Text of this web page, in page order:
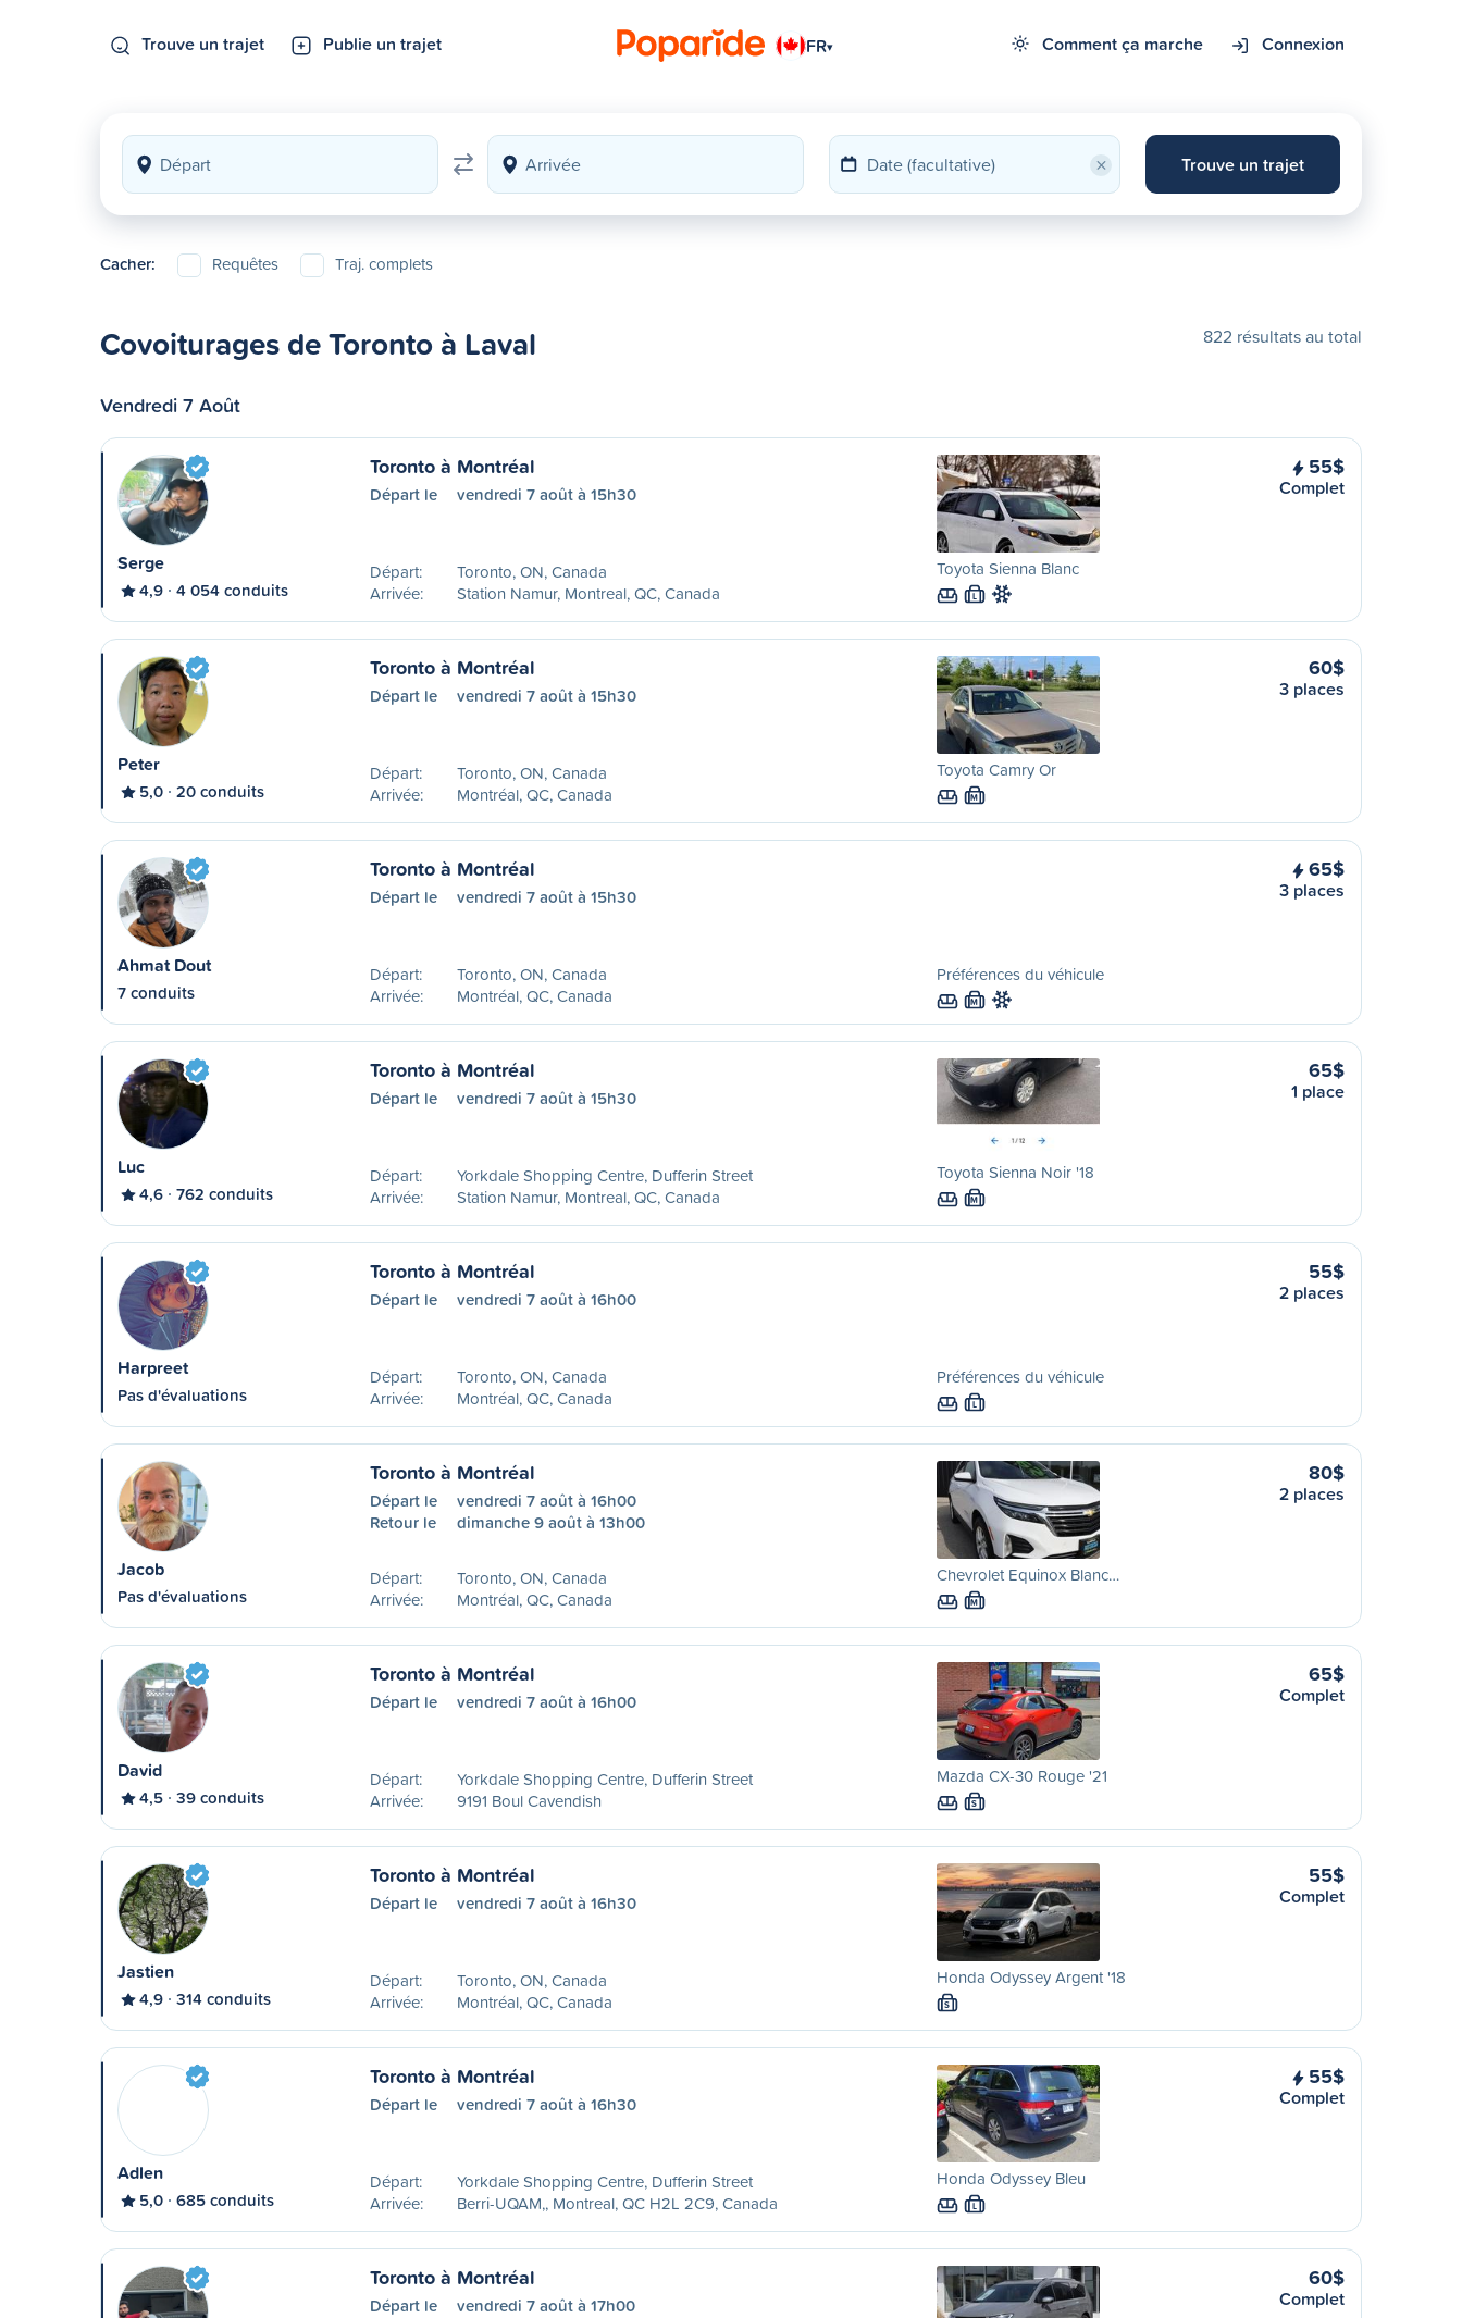
Trouve un trajet Publie un trajet FR▾ Comment ça marche Connexion
× Trouve un trajet
Cacher: Requêtes Traj. complets
Covoiturages de Toronto à Laval 822 résultats au total
Vendredi 7 Août
Serge
4,9 4 054 conduits
Toronto à Montréal
Départ le vendredi 7 août à 15h30
Départ:
Toronto, ON, Canada
Arrivée:
Station Namur, Montreal, QC, Canada
Toyota Sienna Blanc
L
55$
Complet
Peter
5,0 20 conduits
Toronto à Montréal
Départ le vendredi 7 août à 15h30
Départ:
Toronto, ON, Canada
Arrivée:
Montréal, QC, Canada
Toyota Camry Or
M
60$
3 places
Ahmat Dout
7 conduits
Toronto à Montréal
Départ le vendredi 7 août à 15h30
Départ:
Toronto, ON, Canada
Arrivée:
Montréal, QC, Canada
Préférences du véhicule
M
65$
3 places
Luc
4,6 762 conduits
Toronto à Montréal
Départ le vendredi 7 août à 15h30
Départ:
Yorkdale Shopping Centre, Dufferin Street
Arrivée:
Station Namur, Montreal, QC, Canada
Toyota Sienna Noir '18
M
65$
1 place
Harpreet
Pas d'évaluations
Toronto à Montréal
Départ le vendredi 7 août à 16h00
Départ:
Toronto, ON, Canada
Arrivée:
Montréal, QC, Canada
Préférences du véhicule
L
55$
2 places
Jacob
Pas d'évaluations
Toronto à Montréal
Départ le
vendredi 7 août à 16h00
Retour le
dimanche 9 août à 13h00
Départ:
Toronto, ON, Canada
Arrivée:
Montréal, QC, Canada
Chevrolet Equinox Blanc…
M
80$
2 places
David
4,5 39 conduits
Toronto à Montréal
Départ le vendredi 7 août à 16h00
Départ:
Yorkdale Shopping Centre, Dufferin Street
Arrivée:
9191 Boul Cavendish
Mazda CX-30 Rouge '21
S
65$
Complet
Jastien
4,9 314 conduits
Toronto à Montréal
Départ le vendredi 7 août à 16h30
Départ:
Toronto, ON, Canada
Arrivée:
Montréal, QC, Canada
Honda Odyssey Argent '18
S
55$
Complet
Adlen
5,0 685 conduits
Toronto à Montréal
Départ le vendredi 7 août à 16h30
Départ:
Yorkdale Shopping Centre, Dufferin Street
Arrivée:
Berri-UQAM,, Montreal, QC H2L 2C9, Canada
Honda Odyssey Bleu
L
55$
Complet
Toronto à Montréal
Départ le vendredi 7 août à 17h00
60$
Complet